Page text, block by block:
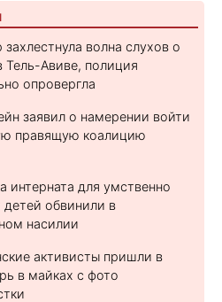
захлестнула волна слухов о
Тель-Авиве, полиция
опровергла
заявил о намерении войти
правящую коалицию
интерната для умственно
детей обвинили в
насилии
активисты пришли в
в майках с фото